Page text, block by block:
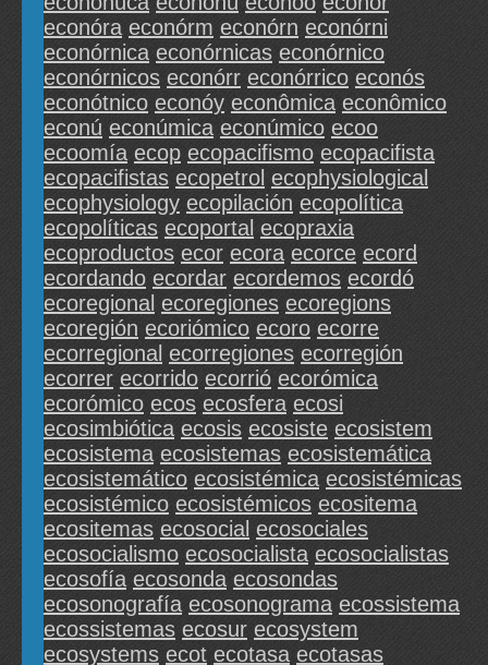
econóra econórm econórn econórni
econórnica econórnicas econórnico
econórnicos econórr econórrico econós
econótnico econóy econômica econômico
econú econúmica econúmico ecoo
ecoomía ecop ecopacifismo ecopacifista
ecopacifistas ecopetrol ecophysiological
ecophysiology ecopilación ecopolítica
ecopolíticas ecoportal ecopraxia
ecoproductos ecor ecora ecorce ecord
ecordando ecordar ecordemos ecordó
ecoregional ecoregiones ecoregions
ecoregión ecoriómico ecoro ecorre
ecorregional ecorregiones ecorregión
ecorrer ecorrido ecorrió ecorómica
ecorómico ecos ecosfera ecosi
ecosimbiótica ecosis ecosiste ecosistem
ecosistema ecosistemas ecosistemática
ecosistemático ecosistémica ecosistémicas
ecosistémico ecosistémicos ecositema
ecositemas ecosocial ecosociales
ecosocialismo ecosocialista ecosocialistas
ecosofía ecosonda ecosondas
ecosonografía ecosonograma ecossistema
ecossistemas ecosur ecosystem
ecosystems ecot ecotasa ecotasas